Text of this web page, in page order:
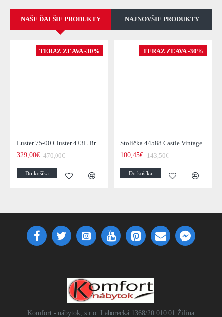
NAŠE ĎALŠIE PRODUKTY NAJNOVŠIE PRODUKTY
TERAZ ZĽAVA -30%
Luster 75-00 Cluster 4+3L Brown + Jantar Glass
329,00€ 470,00€
Do košíka
TERAZ ZĽAVA -30%
Stolička 44588 Castle Vintage Black
100,45€ 143,50€
Do košíka
Komfort - nábytok, s.r.o. Laborecká 1368/20 010 01 Žilina